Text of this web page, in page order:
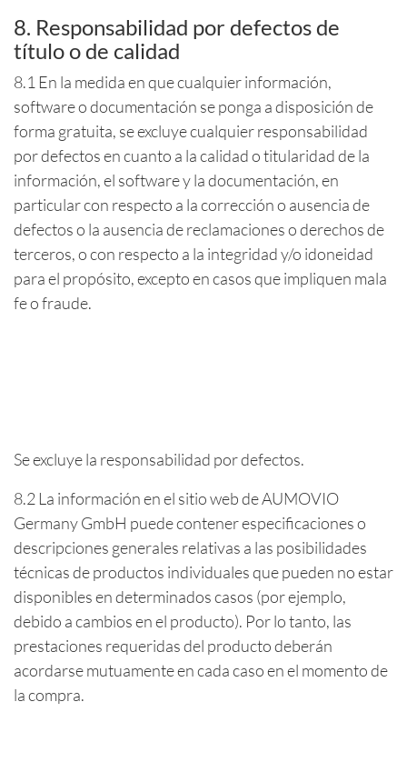
8. Responsabilidad por defectos de
título o de calidad
8.1 En la medida en que cualquier información,
software o documentación se ponga a disposición de
forma gratuita, se excluye cualquier responsabilidad
por defectos en cuanto a la calidad o titularidad de la
información, el software y la documentación, en
particular con respecto a la corrección o ausencia de
defectos o la ausencia de reclamaciones o derechos de
terceros, o con respecto a la integridad y/o idoneidad
para el propósito, excepto en casos que impliquen mala
fe o fraude.
Se excluye la responsabilidad por defectos.
8.2 La información en el sitio web de AUMOVIO
Germany GmbH puede contener especificaciones o
descripciones generales relativas a las posibilidades
técnicas de productos individuales que pueden no estar
disponibles en determinados casos (por ejemplo,
debido a cambios en el producto). Por lo tanto, las
prestaciones requeridas del producto deberán
acordarse mutuamente en cada caso en el momento de
la compra.